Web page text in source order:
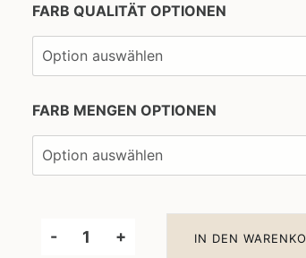
FARB QUALITÄT OPTIONEN
FARB MENGEN OPTIONEN
-
Little
+ IN DEN